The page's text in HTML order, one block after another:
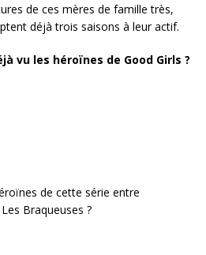
de ces mères de famille très,
déjà trois saisons à leur actif.
vu les héroïnes de Good Girls ?
de cette série entre
Braqueuses ?